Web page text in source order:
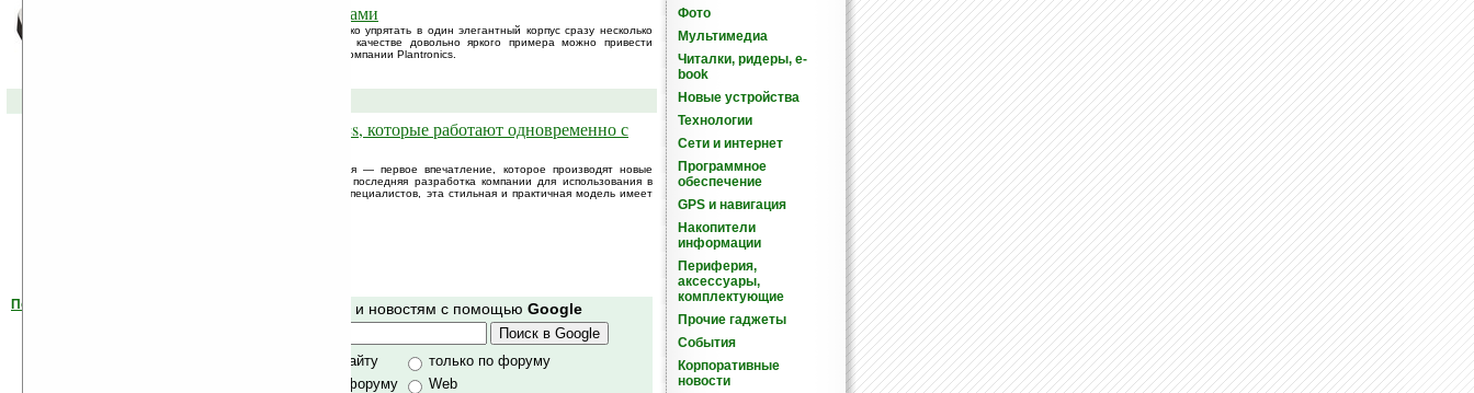
Домашний телефон с наворотами
Современные технологии позволяют легко упрятать в один элегантный корпус сразу несколько
устройств схожей функциональности. В качестве довольно яркого примера можно привести
домашний телефон Calisto Pro Series от компании Plantronics.
Новые наушники от Plantronics, которые работают одновременно с
Имплантанты внеземного происхождения — первое впечатление, которое производят новые
наушники от Plantronics. MX100s — это последняя разработка компании для использования в
портативных плеерах iPod. По оценкам специалистов, эта стильная и практичная модель имеет
Помогите Ладошкам стать лучше
Поиск по сайту и новостям с помощью Google
только по сайту
только по форуму
по сайту и форуму
Web
Фото
Мультимедиа
Читалки, ридеры, e-
book
Новые устройства
Технологии
Сети и интернет
Программное
обеспечение
GPS и навигация
Накопители
информации
Периферия,
аксессуары,
комплектующие
Прочие гаджеты
События
Корпоративные
новости